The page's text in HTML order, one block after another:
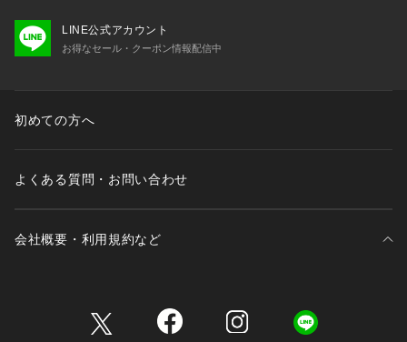
LINE公式アカウント
お得なセール・クーポン情報配信中
初めての方へ
よくある質問・お問い合わせ
会社概要・利用規約など